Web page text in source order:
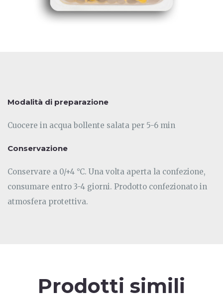
Modalità di preparazione
Cuocere in acqua bollente salata per 5-6 min
Conservazione
Conservare a 0/+4 °C. Una volta aperta la confezione,
consumare entro 3-4 giorni. Prodotto confezionato in
atmosfera protettiva.
Prodotti simili